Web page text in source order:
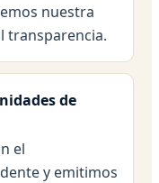
nuestra
transparencia.
de
el
y emitimos